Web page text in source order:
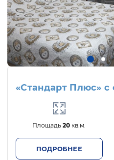
«Стандарт Плюс»
Площадь20 кв.м.
ПОДРОБНЕЕ